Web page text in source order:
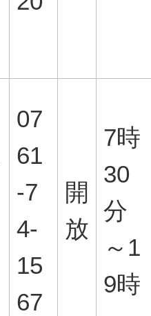
07
61
-7
4-
15
67
開
放
7時
30
分
～1
9時